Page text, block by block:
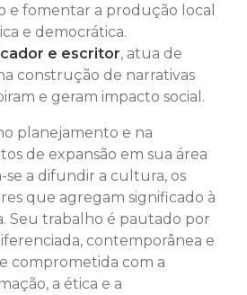
e fomentar a produção local
e democrática.
e escritor, atua de
construção de narrativas
e geram impacto social.
planejamento e na
de expansão em sua área
se a difundir a cultura, os
que agregam significado à
Seu trabalho é pautado por
contemporânea e
comprometida com a
a ética e a